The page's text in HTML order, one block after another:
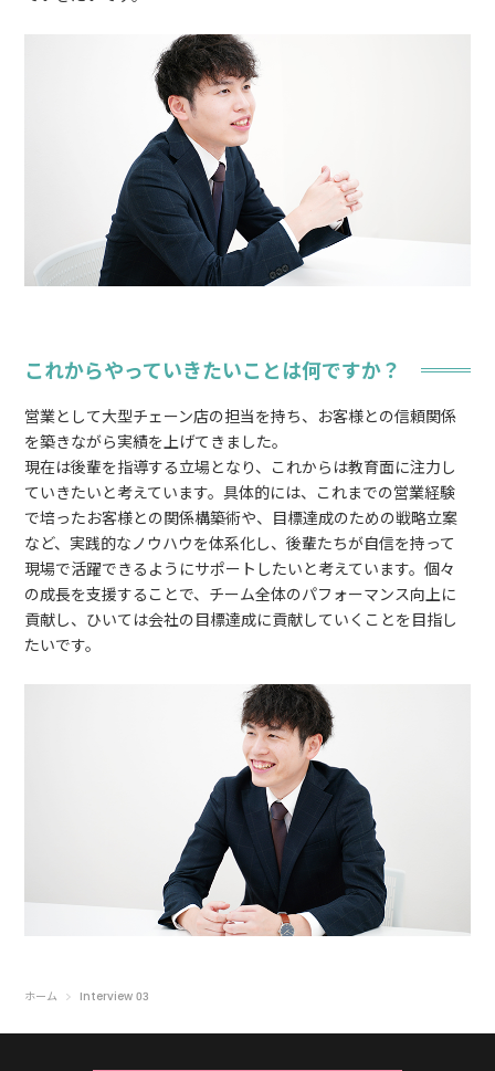
これからやっていきたいことは何ですか？
営業として大型チェーン店の担当を持ち、お客様との信頼関係
を築きながら実績を上げてきました。
現在は後輩を指導する立場となり、これからは教育面に注力し
ていきたいと考えています。具体的には、これまでの営業経験
で培ったお客様との関係構築術や、目標達成のための戦略立案
など、実践的なノウハウを体系化し、後輩たちが自信を持って
現場で活躍できるようにサポートしたいと考えています。個々
の成長を支援することで、チーム全体のパフォーマンス向上に
貢献し、ひいては会社の目標達成に貢献していくことを目指し
たいです。
ホーム Interview 03